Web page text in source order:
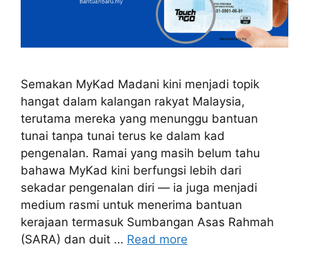
Semakan MyKad Madani kini menjadi topik
hangat dalam kalangan rakyat Malaysia,
terutama mereka yang menunggu bantuan
tunai tanpa tunai terus ke dalam kad
pengenalan. Ramai yang masih belum tahu
bahawa MyKad kini berfungsi lebih dari
sekadar pengenalan diri — ia juga menjadi
medium rasmi untuk menerima bantuan
kerajaan termasuk Sumbangan Asas Rahmah
(SARA) dan duit … Read more